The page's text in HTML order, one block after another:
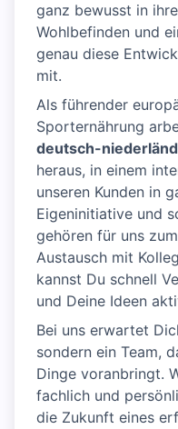
ganz bewusst in
Wohlbefinden und
genau diese
mit.
Als führender
Sporternährung
deutsch-
heraus, in einem
unseren Kunden in
Eigeninitiative und
gehören für uns
Austausch mit
kannst Du schnell
und Deine Ideen
Bei uns erwartet
sondern ein Team,
Dinge voranbringt.
fachlich und
die Zukunft eines